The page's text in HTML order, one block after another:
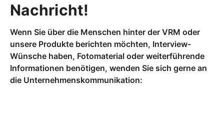
Nachricht!
Wenn Sie über die Menschen hinter der VRM oder
unsere Produkte berichten möchten, Interview-
Wünsche haben, Fotomaterial oder weiterführende
Informationen benötigen, wenden Sie sich gerne an
die Unternehmenskommunikation: